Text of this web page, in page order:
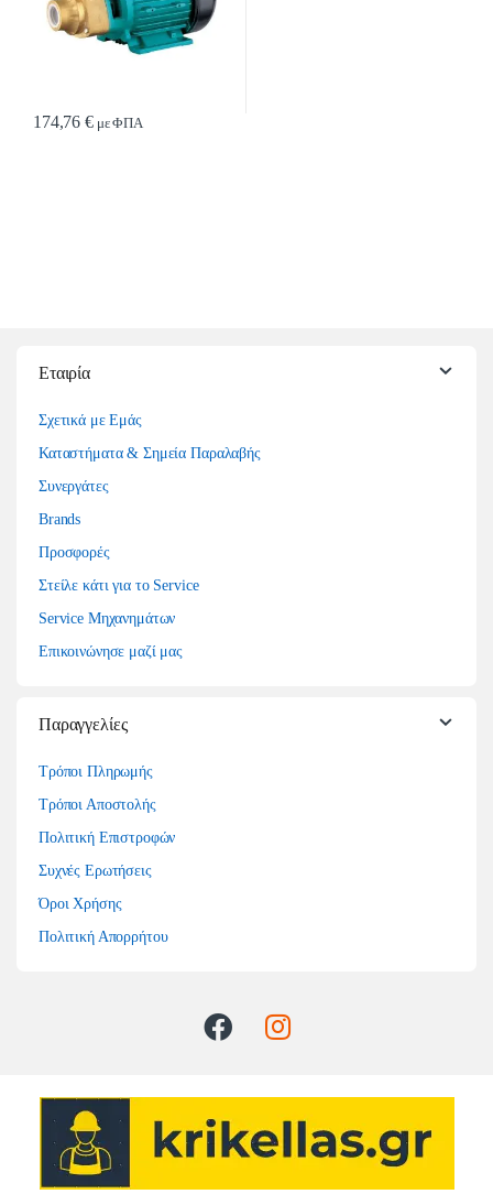
174,76€με ΦΠΑ
Εταιρία
Σχετικά με Εμάς
Καταστήματα & Σημεία Παραλαβής
Συνεργάτες
Brands
Προσφορές
Στείλε κάτι για το Service
Service Μηχανημάτων
Επικοινώνησε μαζί μας
Παραγγελίες
Τρόποι Πληρωμής
Τρόποι Αποστολής
Πολιτική Επιστροφών
Συχνές Ερωτήσεις
Όροι Χρήσης
Πολιτική Απορρήτου